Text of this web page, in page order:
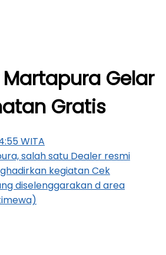
Gelar
Gratis
WITA